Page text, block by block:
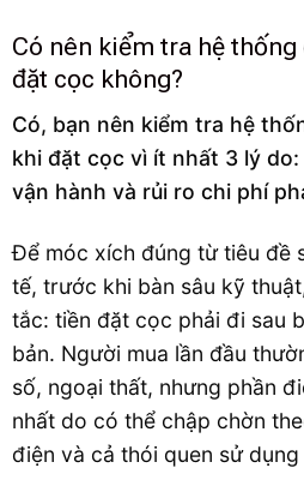
Có nên kiểm tra hệ
đặt cọc không?
Có, bạn nên kiểm tra hệ
khi đặt cọc vì ít nhất 3 lý
vận hành và rủi ro chi phí
Để móc xích đúng từ tiêu đề
tế, trước khi bàn sâu kỹ
tắc: tiền đặt cọc phải đi sau
bản. Người mua lần đầu
số, ngoại thất, nhưng phần
nhất do có thể chập chờn
điện và cả thói quen sử